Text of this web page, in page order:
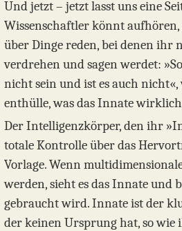
Und jetzt – jetzt lasst uns eine
Wissenschaftler könnt
über Dinge reden, bei denen ihr
verdrehen und sagen werdet:
nicht sein und ist es auch
enthülle, was das Innate
Der Intelligenzkörper, den ihr
totale Kontrolle über das
Vorlage. Wenn
werden, sieht es das Innate und
gebraucht wird. Innate ist der
der keinen Ursprung hat, so